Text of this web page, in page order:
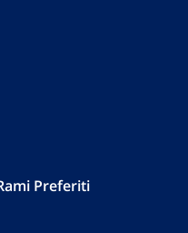
Preferiti